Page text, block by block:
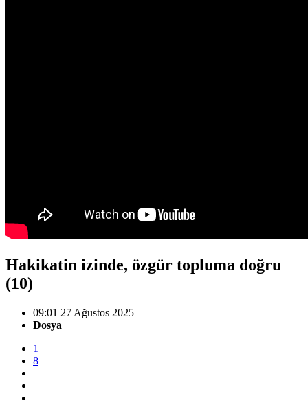
Hakikatin izinde, özgür topluma doğru
(10)
09:01 27 Ağustos 2025
Dosya
1
8